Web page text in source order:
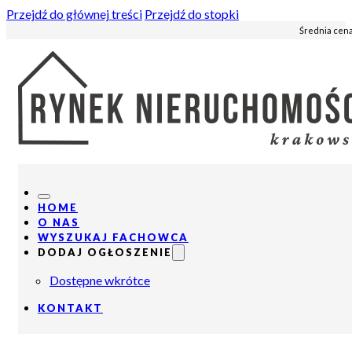
Przejdź do głównej treści Przejdź do stopki
Średnia
HOME
O NAS
WYSZUKAJ FACHOWCA
DODAJ OGŁOSZENIE
Dostępne wkrótce
KONTAKT